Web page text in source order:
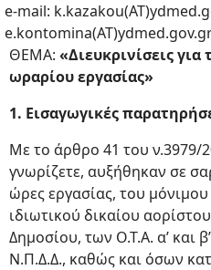
e-mail:
ΘΕΜΑ: «Διευκρινίσεις
ωραρίου εργασίας»
1. Εισαγωγικές
Με το άρθρο 41 του ν.3979/
γνωρίζετε, αυξήθηκαν σε
ώρες εργασίας, του
ιδιωτικού δικαίου
Δημοσίου, των Ο.Τ.Α. α’ και
Ν.Π.Δ.Δ., καθώς και όσων